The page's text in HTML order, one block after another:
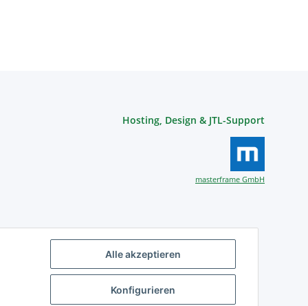
Alle akzeptieren
Konfigurieren
Hosting, Design & JTL-Support
masterframe GmbH